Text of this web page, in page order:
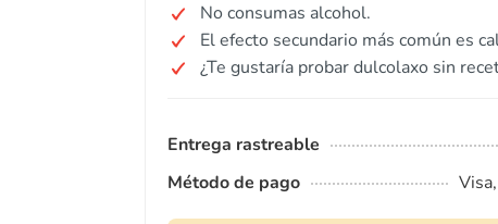
No consumas alcohol.
El efecto secundario más común es
¿Te gustaría probar dulcolaxo sin
Entrega rastreable
Método de pago